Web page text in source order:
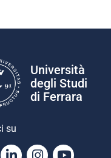
Università
degli Studi
di Ferrara
su
LinkedinInstagram
Youtube